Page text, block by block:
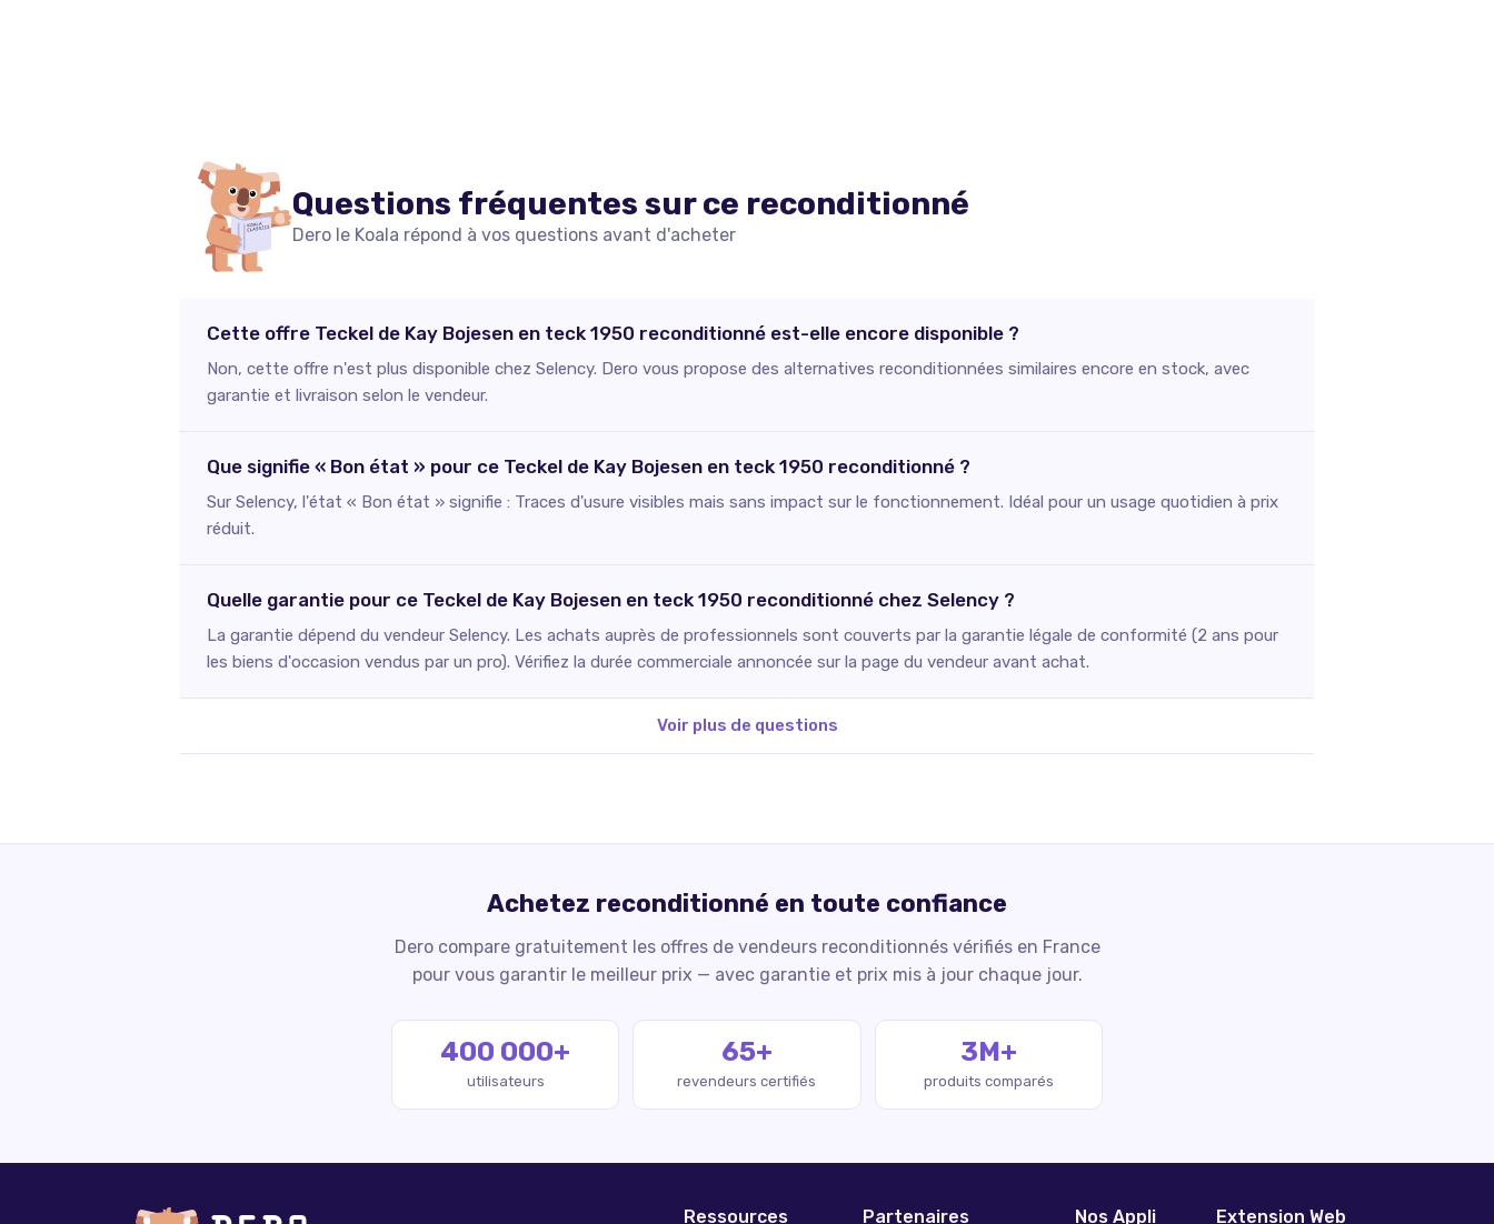
Questions fréquentes sur ce reconditionné
Dero le Koala répond à vos questions avant d'acheter
Cette offre Teckel de Kay Bojesen en teck 1950 reconditionné est-elle encore disponible ?
Non, cette offre n'est plus disponible chez Selency. Dero vous propose des alternatives reconditionnées similaires encore en stock, avec
garantie et livraison selon le vendeur.
Que signifie « Bon état » pour ce Teckel de Kay Bojesen en teck 1950 reconditionné ?
Sur Selency, l'état « Bon état » signifie : Traces d'usure visibles mais sans impact sur le fonctionnement. Idéal pour un usage quotidien à prix
réduit.
Quelle garantie pour ce Teckel de Kay Bojesen en teck 1950 reconditionné chez Selency ?
La garantie dépend du vendeur Selency. Les achats auprès de professionnels sont couverts par la garantie légale de conformité (2 ans pour
les biens d'occasion vendus par un pro). Vérifiez la durée commerciale annoncée sur la page du vendeur avant achat.
Voir plus de questions
Achetez reconditionné en toute confiance
Dero compare gratuitement les offres de vendeurs reconditionnés vérifiés en France
pour vous garantir le meilleur prix — avec garantie et prix mis à jour chaque jour.
400 000+
utilisateurs
65+
revendeurs certifiés
3M+
produits comparés
Ressources Partenaires Nos Appli Extension Web